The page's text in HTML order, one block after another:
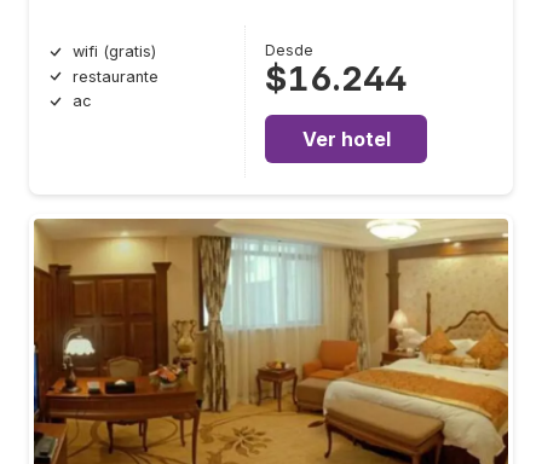
wifi (gratis)
restaurante
ac
Desde
$16.244
Ver hotel